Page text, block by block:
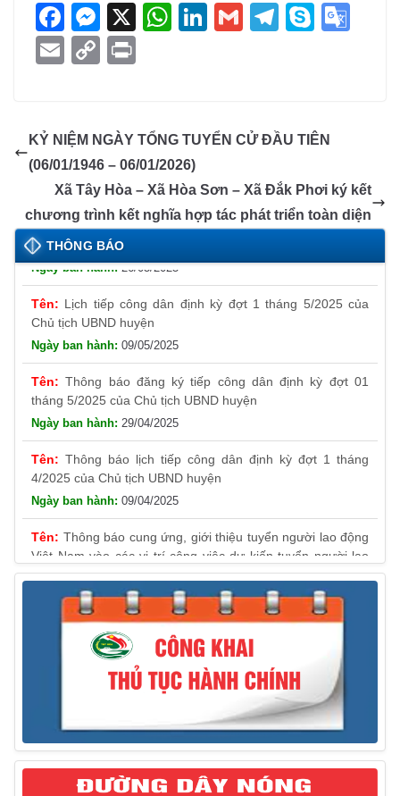
F
a
c
b
o
o
k
M
e
ss
n
g
er
X
W
A
p
p
Li
dI
G
T
a
S
a
n
sl
at
e
E
C
y
Li
n
k
KỶ NIỆM NGÀY TỔNG TUYỂN CỬ ĐẦU TIÊN
(06/01/1946 – 06/01/2026)
Xã Tây Hòa – Xã Hòa Sơn – Xã Đắk Phơi ký kết
chương trình kết nghĩa hợp tác phát triển toàn diện
THÔNG BÁO
Thông báo đăng ký tiếp công dân định kỳ đợt 01
tháng 6/2025 của Chủ tịch UBND huyện
26/05/2025
Lịch tiếp công dân định kỳ đợt 1 tháng 5/2025 của
Chủ tịch UBND huyện
09/05/2025
Thông báo đăng ký tiếp công dân định kỳ đợt 01
tháng 5/2025 của Chủ tịch UBND huyện
29/04/2025
Thông báo lịch tiếp công dân định kỳ đợt 1 tháng
4/2025 của Chủ tịch UBND huyện
09/04/2025
Thông báo cung ứng, giới thiệu tuyển người lao động
Việt Nam vào các vị trí công việc dự kiến tuyển người lao
động nước ngoài
31/03/2025
Thông báo treo cờ Tổ quốc nhân kỷ niệm 50 năm
Ngày giải phóng tỉnh Phú Yên (01/4/1975 – 01/4/2025)
28/03/2025
Thông báo giới thiệu, cung ứng lao động Việt Nam
cho Liên danh Hengtong International Engineering Co.,Ltd
27/03/2025
Thông báo đăng ký tiếp công dân định kỳ đợt 02